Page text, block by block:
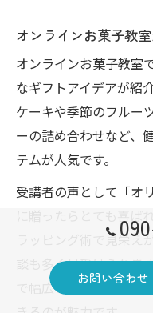
オンラインお菓子教
オンラインお菓子教室
なギフトアイデアが紹
ケーキや季節のフルー
ーの詰め合わせなど、
テムが人気です。
受講者の声として「オ
に贈ったらとても喜ば
ラッピング術で見栄え
談も多く見受けられま
で幅広いレベルのレッ
お問い合わせ